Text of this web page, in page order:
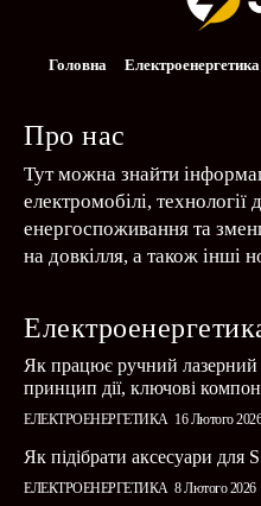
Головна Електроенергетика
Про нас
Тут можна знайти
електромобілі, технології
енергоспоживання та
на довкілля, а також інші
Як працює ручний лазерний
принцип дії, ключові
ЕЛЕКТРОЕНЕРГЕТИКА 16 Лютого 2026
Як підібрати аксесуари для
ЕЛЕКТРОЕНЕРГЕТИКА 8 Лютого 2026